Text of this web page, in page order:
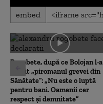
0
seconds
0
seconds
embed
Rogobete, după ce Bolojan l-a
numit „piromanul grevei din
Sănătate”: „Nu este o luptă
pentru bani. Oamenii cer
respect și demnitate”